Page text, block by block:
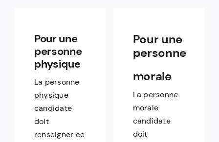
Pour une
personne
physique
La personne
physique
candidate
doit
renseigner ce
Pour une
personne
morale
La personne
morale
candidate
doit